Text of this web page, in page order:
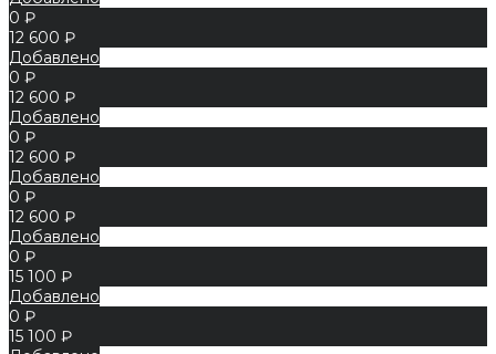
0 ₽
12 600 ₽
Добавлено
0 ₽
12 600 ₽
Добавлено
0 ₽
12 600 ₽
Добавлено
0 ₽
12 600 ₽
Добавлено
0 ₽
15 100 ₽
Добавлено
0 ₽
15 100 ₽